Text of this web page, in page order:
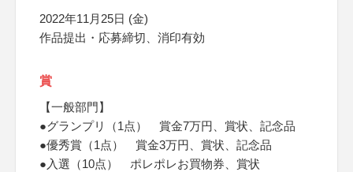
2022年11月25日 (金)
作品提出・応募締切、消印有効
賞
【一般部門】
●グランプリ（1点） 賞金7万円、賞状、記念品
●優秀賞（1点） 賞金3万円、賞状、記念品
●入選（10点） ポレポレお買物券、賞状